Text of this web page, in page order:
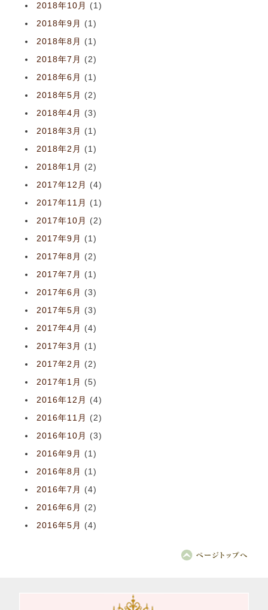
2018年10月
(1)
2018年9月
(1)
2018年8月
(1)
2018年7月
(2)
2018年6月
(1)
2018年5月
(2)
2018年4月
(3)
2018年3月
(1)
2018年2月
(1)
2018年1月
(2)
2017年12月
(4)
2017年11月
(1)
2017年10月
(2)
2017年9月
(1)
2017年8月
(2)
2017年7月
(1)
2017年6月
(3)
2017年5月
(3)
2017年4月
(4)
2017年3月
(1)
2017年2月
(2)
2017年1月
(5)
2016年12月
(4)
2016年11月
(2)
2016年10月
(3)
2016年9月
(1)
2016年8月
(1)
2016年7月
(4)
2016年6月
(2)
2016年5月
(4)